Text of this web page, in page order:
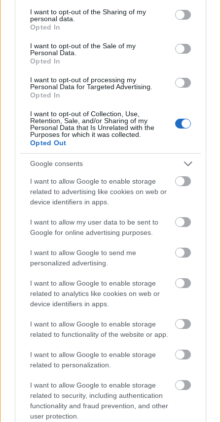
not limited to your visit or usage behaviour. You may click to
grant or deny consent to Google and its third-party tags to
use your data for below specified purposes in below Google
consent section.
I want to opt-out of the Sharing of my
personal data.
Opted In
I want to opt-out of the Sale of my
Personal Data.
Opted In
I want to opt-out of processing my
Personal Data for Targeted Advertising.
Opted In
I want to opt-out of Collection, Use,
Retention, Sale, and/or Sharing of my
Personal Data that Is Unrelated with the
Purposes for which it was collected.
Opted Out
Google consents
I want to allow Google to enable storage
related to advertising like cookies on web or
device identifiers in apps.
I want to allow my user data to be sent to
Google for online advertising purposes.
I want to allow Google to send me
personalized advertising.
I want to allow Google to enable storage
related to analytics like cookies on web or
device identifiers in apps.
I want to allow Google to enable storage
related to functionality of the website or app.
I want to allow Google to enable storage
related to personalization.
I want to allow Google to enable storage
related to security, including authentication
functionality and fraud prevention, and other
user protection.
| Kép: Lino M |
Raphyezúttal egy csavaros módon oldotta meg a
feladat elvégzését. Ő maga csak egy apró
Challengertkészített, a nagyobb testvért pedig a
közel-keleti haverra,
Mad Phyisicstpedig szokásától eltérően egy nagy,
motorizált Scania kamionmentővel nevezett,
is felkerült
videó).